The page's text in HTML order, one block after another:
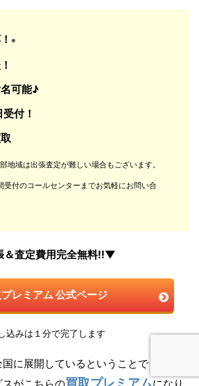
※
可能♪
付！
地域は出張査定が難しい場合もございます。
受付のコールセンターまでお気軽にお問い合
査定費用完全無料!!▼
レミアム 公式ページ
込みは１分で完了します
に展開しているということでもう一
買取プレミアム